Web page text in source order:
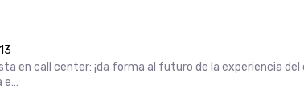
en call center: ¡da forma al futuro de la experiencia
e…